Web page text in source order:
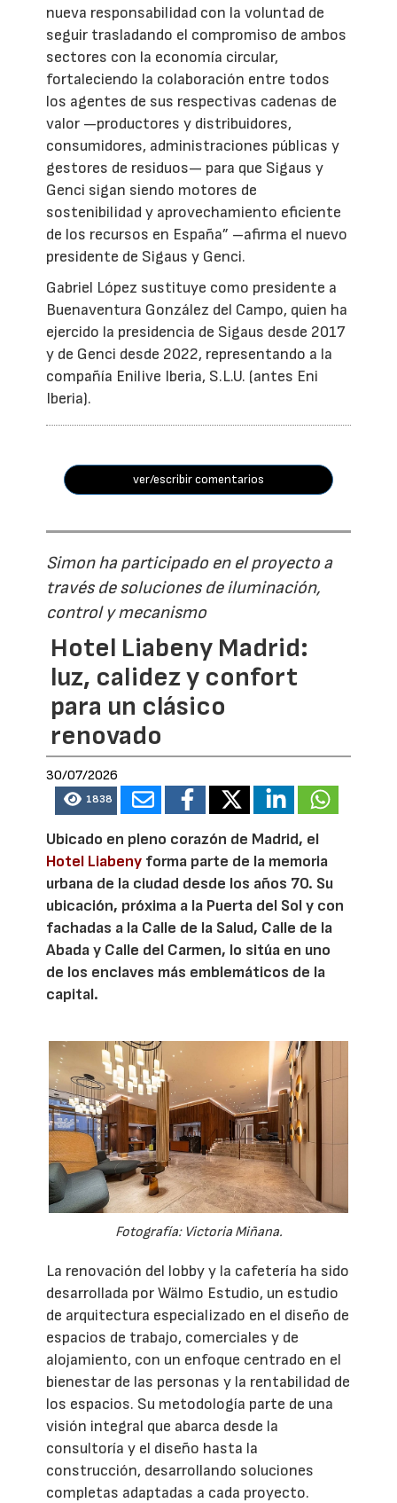
nueva responsabilidad con la voluntad de
seguir trasladando el compromiso de ambos
sectores con la economía circular,
fortaleciendo la colaboración entre todos
los agentes de sus respectivas cadenas de
valor —productores y distribuidores,
consumidores, administraciones públicas y
gestores de residuos— para que Sigaus y
Genci sigan siendo motores de
sostenibilidad y aprovechamiento eficiente
de los recursos en España” –afirma el nuevo
presidente de Sigaus y Genci.
Gabriel López sustituye como presidente a
Buenaventura González del Campo, quien ha
ejercido la presidencia de Sigaus desde 2017
y de Genci desde 2022, representando a la
compañía Enilive Iberia, S.L.U. (antes Eni
Iberia).
ver/escribir comentarios
Simon ha participado en el proyecto a
través de soluciones de iluminación,
control y mecanismo
Hotel Liabeny Madrid:
luz, calidez y confort
para un clásico
renovado
30/07/2026
1838
Ubicado en pleno corazón de Madrid, el
Hotel Liabeny forma parte de la memoria
urbana de la ciudad desde los años 70. Su
ubicación, próxima a la Puerta del Sol y con
fachadas a la Calle de la Salud, Calle de la
Abada y Calle del Carmen, lo sitúa en uno
de los enclaves más emblemáticos de la
capital.
Fotografía: Victoria Miñana.
La renovación del lobby y la cafetería ha sido
desarrollada por Wälmo Estudio, un estudio
de arquitectura especializado en el diseño de
espacios de trabajo, comerciales y de
alojamiento, con un enfoque centrado en el
bienestar de las personas y la rentabilidad de
los espacios. Su metodología parte de una
visión integral que abarca desde la
consultoría y el diseño hasta la
construcción, desarrollando soluciones
completas adaptadas a cada proyecto.